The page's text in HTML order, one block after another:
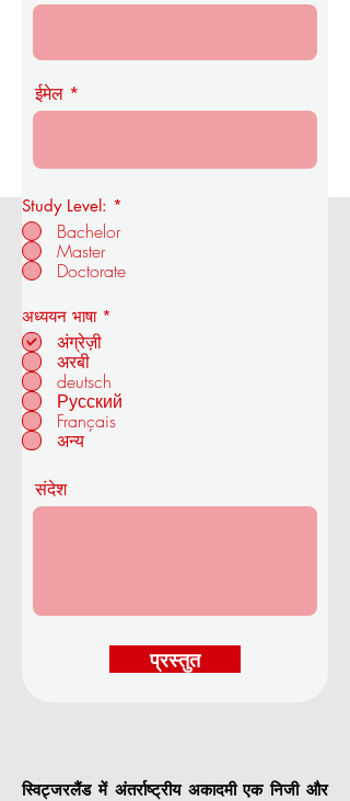
ओयूएस रॉयल एकेडमी ऑफ इकोनॉमिक्स एंड
टेक्नोलॉजी
ज्यूरिख में - स्विट्जरलैंड
स्विट्जरलैंड में अंतर्राष्ट्रीय अकादमी एक निजी और
ईमेल
Study Level: *
Bachelor
Master
Doctorate
अध्ययन भाषा *
अंग्रेज़ी
अरबी
deutsch
Русский
Français
अन्य
संदेश
प्रस्तुत